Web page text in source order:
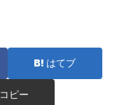
はてブ
コピー